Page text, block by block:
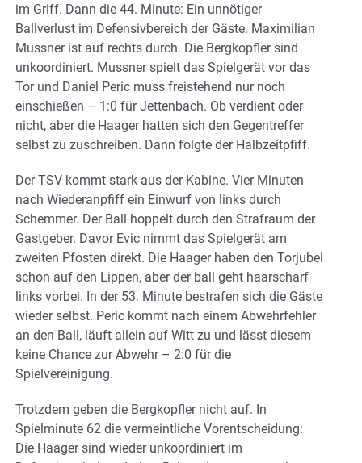
im Griff. Dann die 44. Minute: Ein unnötiger
Ballverlust im Defensivbereich der Gäste. Maximilian
Mussner ist auf rechts durch. Die Bergkopfler sind
unkoordiniert. Mussner spielt das Spielgerät vor das
Tor und Daniel Peric muss freistehend nur noch
einschießen – 1:0 für Jettenbach. Ob verdient oder
nicht, aber die Haager hatten sich den Gegentreffer
selbst zu zuschreiben. Dann folgte der Halbzeitpfiff.
Der TSV kommt stark aus der Kabine. Vier Minuten
nach Wiederanpfiff ein Einwurf von links durch
Schemmer. Der Ball hoppelt durch den Strafraum der
Gastgeber. Davor Evic nimmt das Spielgerät am
zweiten Pfosten direkt. Die Haager haben den Torjubel
schon auf den Lippen, aber der ball geht haarscharf
links vorbei. In der 53. Minute bestrafen sich die Gäste
wieder selbst. Peric kommt nach einem Abwehrfehler
an den Ball, läuft allein auf Witt zu und lässt diesem
keine Chance zur Abwehr – 2:0 für die
Spielvereinigung.
Trotzdem geben die Bergkopfler nicht auf. In
Spielminute 62 die vermeintliche Vorentscheidung:
Die Haager sind wieder unkoordiniert im